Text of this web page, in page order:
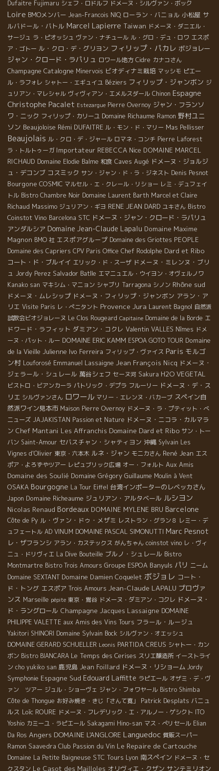
Dufaitre Fujimaru シェフ・ロドルフ ドメーヌ・シルヴァン・ボック
Loire BMOメンバー Jean-Francois NIQ ローラン・バニョル 小松屋 サ
ルバドール・バトル Marcel Lapierre Taiwan ドメーヌ・ダニエル・
サージュ ラ・ピオッシュ ヴァン・ナチュール ル・グロ・デュ・ロワ エスポ
ア・ゴトー ル・クロ・デ・グリヨン フィリップ・パカレ ボジョレー
ジャン・クロード・ラパリュ ロワール地方 Cidre カナコさん
Champagne Catalogne Minervois ビオディナミ栽培 マッシモ ピエー
ル・ラフォレ シャトー・エギュイユ Béziers フィリップ・ジャンボン ジ
ュリアン・マレシャル ヴィヴィアン・エメルスダール Chinon Espagne
Christophe Pacalet Estezargue Pierre Overnoy ジャン・フランソ
ワ・ニック フィリップ・カリーユ Domaine Richaume Ramon 野村ユニ
ソン Beaujoloise Rémi DUFAITRE ル・モン・ド・マリー Mas Pellisser
Beaujolais ル・クロ・デ・ジャール ロマネ・コンチ Pierre Laforest
ラ・トルトゥーガ Importateur REBECCA Nice DOMAINE MARCEL
RICHAUD Domaine Elodie Balme 和食 Caves Augé ドメーヌ・ジョルジ
ュ・デコンブ コスミック サン・ジャン・ド・ラ・ジネスト Denis Pesnot
Bourgone COSMIC マルセル・エ・クレール・リショー レミ・デュフェイ
トル Bistro Chambre Noir Domaine Laurent Barth Marcel et Claire
Richaud Massimo ジュリアン・ギヨ RENE JEAN DARD ユキさん Bistro
Coinstot Vino Barcelona STC ドメーヌ・ジャン・クロード・ラパリュ
アンダルシア Domaine Jean-Claude Lapalu Domaine Maxime
Magnon BMO 社 エスポアグループ Domaine des Griottes PEOPLE
Domaine des Capriers CPV Paris Office Chef Rodolphe Dard et Ribo
コート・ド・ブルイイ エリック・ド・スーザ ドメーヌ・ミレンヌ・ブリ
ュ Jordy Perez Salvador Batlle エマニュエル・ウイヨン・オヴェルノワ
Kanako san マキシム・マニョン シャブリ Tarragona シノン Rhône sud
ドメーヌ・ムレシップ ドメーヌ・フィリップ・ジャンボン アラン・ア
リエ Visite Paris レ・ぺニタント Provence Jura Laurent Bagnol 自然派
試飲会ビオジョレーヌ Le Clos Rougeard Capitaine Domaine de la Borde エ
ドワード・ラフィット ダミアン・コクレ Valentin VALLES Nîmes ドメ
ーヌ・パット・ルー DOMAINE ERIC KAMM ESPOA GOTO TOUR Domaine
de la Vieille Julienne Ivo Ferreira フィリップ・ヴァイス Paris モルゴ
ン村 Louforosé Emmanuel Lassaigne Jean François Nicq ドメーヌ・
ジェラール・シュレール 萬谷シェフ セーヌ河 Sakura H2O VEGETAL
ビストロ・ビアンカーラ パトリック・デプラ フルーリー ドメーヌ・デ・ス
リエ シルヴァンさん ロワール マリー・エレンヌ・バカーブ スペイン自
然派ワイン見本市 Maison Pierre Overnoy ドメーヌ・ラ・プティット・べ
ニューズ JAJAKISTAN Passion et Nature ドメーヌ・ニコラ・カルマラ
ン Chef Mantani Les Affranchis Domaine Dard et Ribo サン・トー
バン Saint-Amour セバスチャン・シャティヨン 沖縄 Sylvain Les
Vignes d'Olivier 東京・六本木 ルネ・ジャン モニカさん René Jean エス
ポア・よろずやツアー レピュブリック広場 オー・フォルト Aux Amis
Domaine des Soulié Domaine Grégory Guillaume Moulin à Vent
OSAKA Bourgogne La Tour Eiffel 台湾インポーターのレベッカさん
Japon Domaine Richeaume ジュリアン・アルタベール ルシヨン
Nicolas Renaud Bordeaux DOMAINE MYLENE BRU Barcelone
Côte de Py ル・ヴァン・ドゥ・メザミ レストラン・グラン８ レミー・デ
ュフェートル AD VINUM DOMAINE PASCAL SIMONUTTI Marc Pesnot
レ・ザフランシ アラン・カステックス がんちゃん coinstot vino レ・ヴィ
ニュ・ドリヴィエ La Dive Bouteille ブルノ・シュレール Bistro
Montmartre Bistro Trois Amours Groupe ESPOA Banyuls パリ ニーム
Domaine SEXTANT Domaine Damien Coquelet ボジョレ コート・
ド・トング エスポア Trois Amours Jean-Claude LAPALU プロヴァ
ンス Marseille pépite 東京・鴬谷 ドメーヌ・ダミアン・コクレ ドメーヌ・
ド・ラングロール Champagne Jacques Lassaigne DOMAINE
PHILIPPE VALETTE aux Amis des Vins Tours フラール・ルージュ
Yakitori SHINORI Domaine Sylvain Bock シルヴァン・オエッシュ
DOMAINE GERARD SCHUELLER Leonis PARTIDA CREUS シャトー・カン
ボン Bistro BIANCARA Le Temps des Cerises スリエ醸造所 イーストライ
ン cho yukiko san 鹿児島 Jean Foillard ドメーヌ・リショーム Jordy
Symphonie Espagne Sud Edouard Laffitte ラピエール オザミ・デ・ヴ
ァン ツアー ジュル・ショーヴェ ジャン・フォワヤール Bistro Shimba
Côte de Thongue お好み焼き・きじ「さんて寛」 Patrick Desplats バニュ
ルス Loïc ROURE ドメーヌ・フレデリック・エ・アルノー・ゲシクト ITO
Yoshio カミーユ・ラピエール Sakagami Hino-san マス・ぺリセール Elian
Da Ros Angers DOMAINE L'ANGLORE Languedoc 質販スーパー
Ramon Saavedra Club Passion du Vin Le Repaire de Cartouche
Domaine La Petite Baigneuse STC Tours Lyon 南スペイン ドメーヌ・セ
クスタン Le Casot des Mailloles オリヴィエ・クザン サンテミリオン